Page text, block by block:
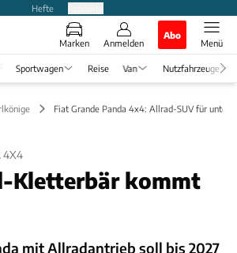
Hefte
Marken Anmelden
Abo
Menü
Sportwagen Reise Van Nutzfahrzeuge
Fiat Grande Panda 4x4: Allrad-SUV für unter
4X4
Kletterbär kommt
mit Allradantrieb soll bis 2027